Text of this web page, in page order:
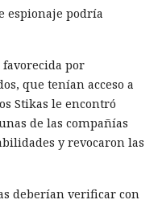
espionaje podría
favorecida por
que tenían acceso a
Stikas le encontró
de las compañías
y revocaron las
deberían verificar con